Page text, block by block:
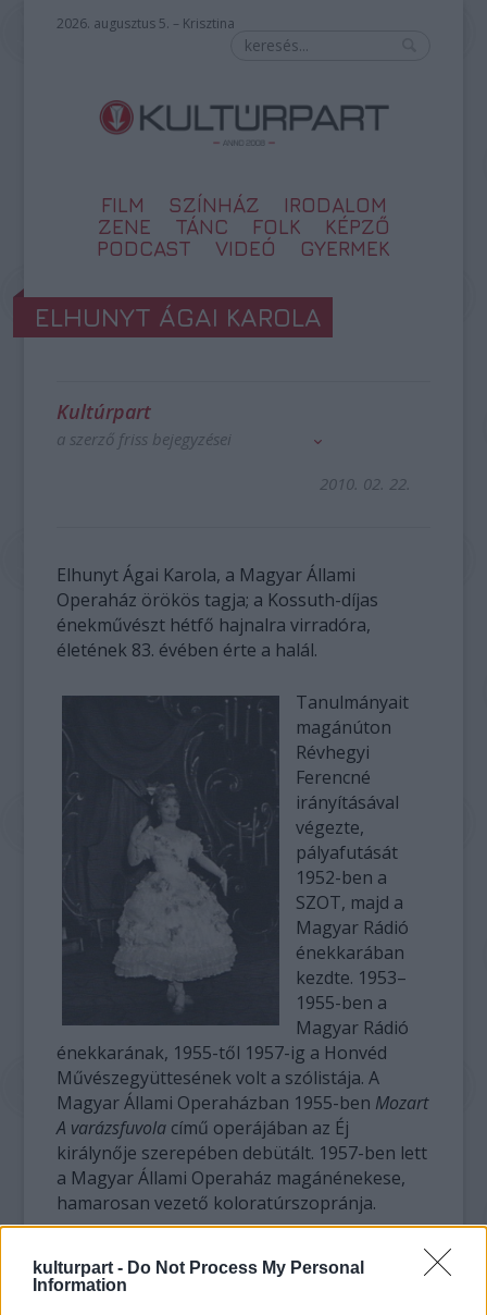
kulturpart - Do Not Process My Personal
Information
2026. augusztus 5. – Krisztina
FILM SZÍNHÁZ
IRODALOM
ZENE
TÁNC FOLK
KÉPZŐ
PODCAST
VIDEÓ GYERMEK
ELHUNYT ÁGAI KAROLA
Kultúrpart
a szerző friss bejegyzései
2010. 02. 22.
Elhunyt Ágai Karola, a Magyar Állami
Operaház örökös tagja; a Kossuth-díjas
énekművészt hétfő hajnalra virradóra,
életének 83. évében érte a halál.
Tanulmányait
magánúton
Révhegyi
Ferencné
irányításával
végezte,
pályafutását
1952-ben a
SZOT, majd a
Magyar Rádió
énekkarában
kezdte. 1953–
1955-ben a
Magyar Rádió
énekkarának, 1955-től 1957-ig a Honvéd
Művészegyüttesének volt a szólistája. A
Magyar Állami Operaházban 1955-ben Mozart
A varázsfuvola című operájában az Éj
királynője szerepében debütált. 1957-ben lett
a Magyar Állami Operaház magánénekese,
hamarosan vezető koloratúrszopránja.
kitűnő színészi készség jellemezte. Hazai és